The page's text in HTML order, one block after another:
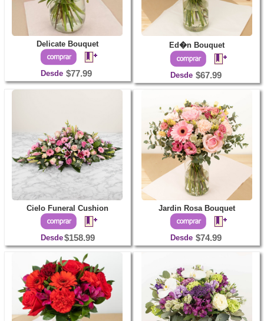
Delicate Bouquet
Desde $77.99
Ed�n Bouquet
Desde $67.99
Cielo Funeral Cushion
Desde$158.99
Jardin Rosa Bouquet
Desde $74.99